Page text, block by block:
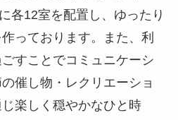
各12室を配置し、ゆったり
っております。また、利
すことでコミュニケーシ
催し物・レクリエーショ
楽しく穏やかなひと時